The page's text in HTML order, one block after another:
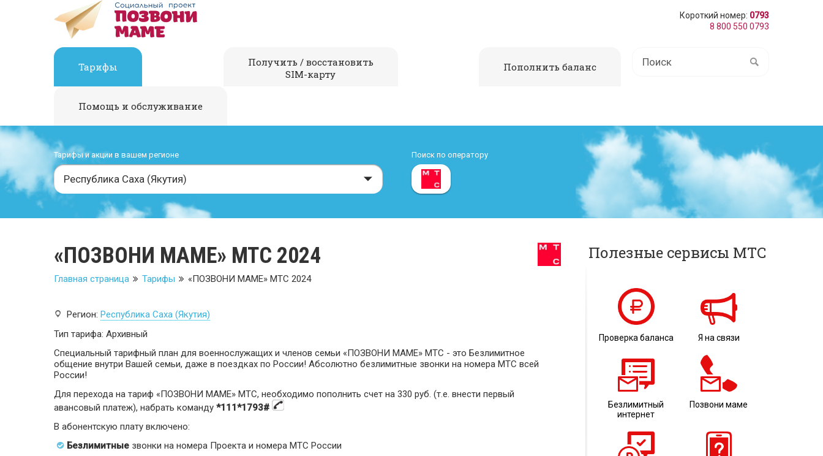
Короткий номер: 0793
8 800 550 0793
Тарифы
Получить / восстановить
SIM-карту
Пополнить баланс
Помощь и обслуживание
Тарифы и акции в вашем регионе
Республика Саха (Якутия)
Поиск по оператору
«ПОЗВОНИ МАМЕ» МТС 2024
Главная страница Тарифы «ПОЗВОНИ МАМЕ» МТС 2024
Регион: Республика Саха (Якутия)
Тип тарифа: Архивный
Специальный тарифный план для военнослужащих и членов семьи «ПОЗВОНИ МАМЕ» МТС - это Безлимитное
общение внутри Вашей семьи, даже в поездках по России! Абсолютно безлимитные звонки на номера МТС всей
России!
Для перехода на тариф «ПОЗВОНИ МАМЕ» МТС, необходимо пополнить счет на 330 руб. (т.е. внести первый
авансовый платеж), набрать команду *111*1793#
В абонентскую плату включено:
Безлимитные звонки на номера Проекта и номера МТС России
Полезные сервисы МТС
Проверка баланса Я на связи
Безлимитный
интернет
Позвони маме